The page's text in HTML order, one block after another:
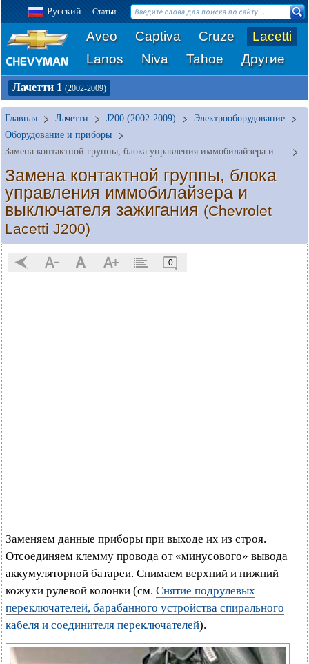
Русский Статьи
Aveo Captiva Cruze
Lacetti
Lanos
Niva Tahoe Другие
Лачетти 1 (2002-2009)
Главная Лачетти J200 (2002-2009)
Электрооборудование
Оборудование и приборы
Замена контактной группы, блока управления иммобилайзера и выключателя зажигания
Замена контактной группы, блока
управления иммобилайзера и
выключателя зажигания (Chevrolet
Lacetti J200)
0
Заменяем данные приборы при выходе их из строя.
Отсоединяем клемму провода от «минусового» вывода
аккумуляторной батареи. Снимаем верхний и нижний
кожухи рулевой колонки (см. Снятие подрулевых
переключателей, барабанного устройства спирального
кабеля и соединителя переключателей).